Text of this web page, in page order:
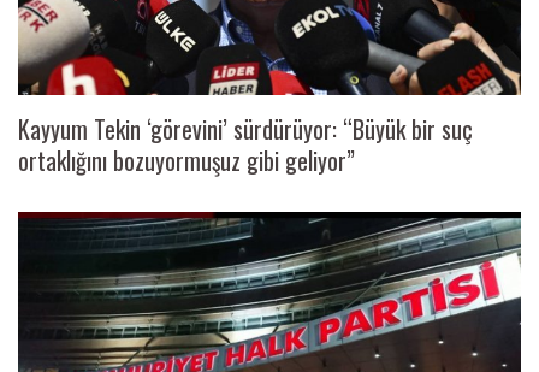
Kayyum Tekin ‘görevini’ sürdürüyor: “Büyük bir suç
ortaklığını bozuyormuşuz gibi geliyor”